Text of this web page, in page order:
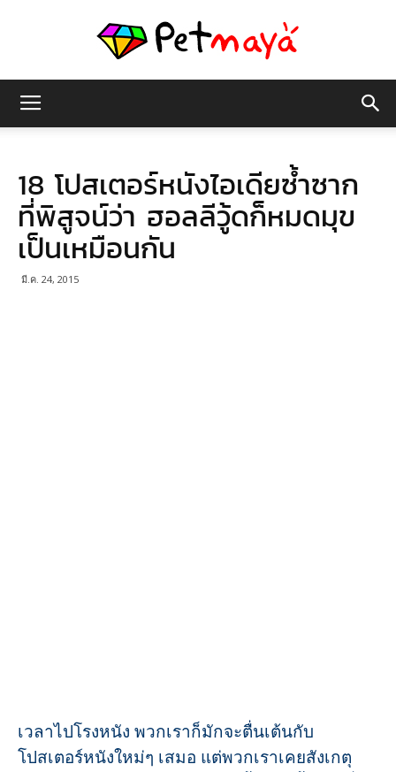
มายา
18 โปสเตอร์หนังไอเดียซ้ำซาก
ที่พิสูจน์ว่า ฮอลลีวู้ดก็หมดมุข
เป็นเหมือนกัน
มี.ค. 24, 2015
เวลาไปโรงหนัง พวกเราก็มักจะตื่นเต้นกับ
โปสเตอร์หนังใหม่ๆ เสมอ แต่พวกเราเคยสังเกตุ